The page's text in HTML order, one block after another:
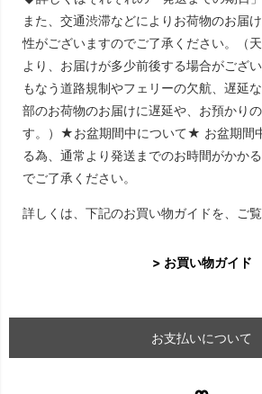
また、交通渋滞などによりお荷物のお届
性がございますのでご了承ください。（
より、お届けが多少前後する場合がござ
もなう道路規制やフェリーの欠航、遅延
部のお荷物のお届けに遅延や、お預かり
す。）★お盆期間中について★ お盆期間
る為、通常より発送までのお時間がかか
でご了承ください。
詳しくは、下記のお買い物ガイドを、ご覧
> お買い物ガイド
お支払いについて